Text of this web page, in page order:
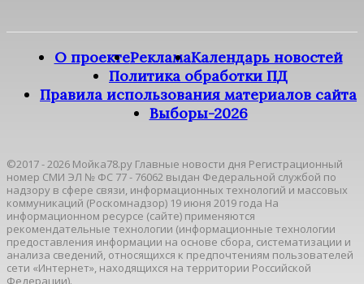
О проектеРекламаКалендарь новостей
Политика обработки ПД
Правила использования материалов сайта
Выборы-2026
©2017 - 2026 Мойка78.ру Главные новости дня Регистрационный
номер СМИ ЭЛ № ФС 77 - 76062 выдан Федеральной службой по
надзору в сфере связи, информационных технологий и массовых
коммуникаций (Роскомнадзор) 19 июня 2019 года На
информационном ресурсе (сайте) применяются
рекомендательные технологии (информационные технологии
предоставления информации на основе сбора, систематизации и
анализа сведений, относящихся к предпочтениям пользователей
сети «Интернет», находящихся на территории Российской
Федерации).